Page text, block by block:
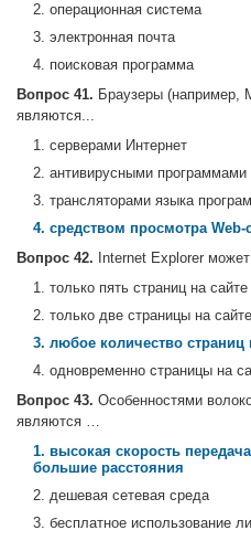
2. операционная система
3. электронная почта
4. поисковая программа
Вопрос 41. Браузеры (например,
являются...
1. серверами Интернет
2. антивирусными программами
3. трансляторами языка
4. средством просмотра Web-
Вопрос 42. Internet Explorer
1. только пять страниц на сайте
2. только две страницы на сайте
3. любое количество страниц
4. одновременно страницы на
Вопрос 43. Особенностями
являются …
1. высокая скорость
большие расстояния
2. дешевая сетевая среда
3. бесплатное использование